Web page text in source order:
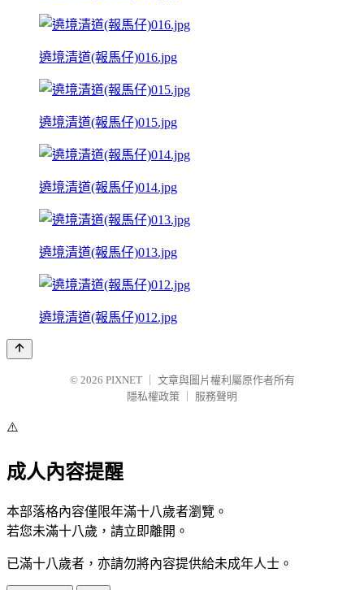
遶境清道(報馬仔)016.jpg
遶境清道(報馬仔)015.jpg
遶境清道(報馬仔)014.jpg
遶境清道(報馬仔)013.jpg
遶境清道(報馬仔)012.jpg
© 2026 PIXNET
文章與圖片權利屬原作者所有
隱私權政策
服務聲明
⚠️
成人內容提醒
本部落格內容僅限年滿十八歲者瀏覽。
若您未滿十八歲，請立即離開。
已滿十八歲者，亦請勿將內容提供給未成年人士。